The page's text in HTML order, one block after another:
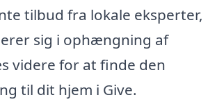
tilbud fra lokale eksperter,
sig i ophængning af
videre for at finde den
til dit hjem i Give.